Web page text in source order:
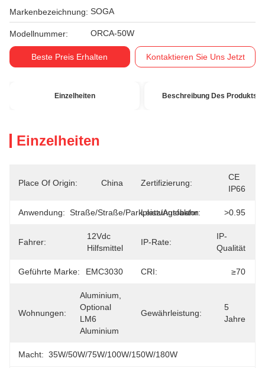
Markenbezeichnung: SOGA
Modellnummer: ORCA-50W
Beste Preis Erhalten Kontaktieren Sie Uns Jetzt
Einzelheiten Beschreibung Des Produkts
Einzelheiten
Place Of Origin: China Zertifizierung:
CE
IP66
Anwendung: Straße/Straße/Parkplatz/Autobahn
Leistungsfaktor: >0.95
Fahrer:
12Vdc
Hilfsmittel
IP-Rate:
IP-
Qualität
Geführte Marke: EMC3030 CRI: ≥70
Wohnungen:
Aluminium,
Optional
LM6
Aluminium
Gewährleistung:
5
Jahre
Macht: 35W/50W/75W/100W/150W/180W